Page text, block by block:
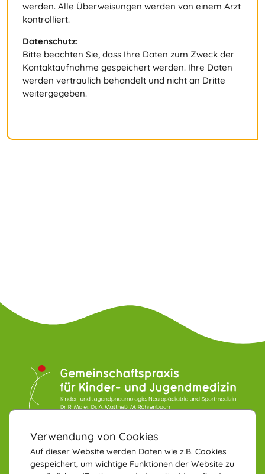
werden. Alle Überweisungen werden von einem Arzt
kontrolliert.
Datenschutz:
Bitte beachten Sie, dass Ihre Daten zum Zweck der
Kontaktaufnahme gespeichert werden. Ihre Daten
werden vertraulich behandelt und nicht an Dritte
weitergegeben.
Gemeinschaftspraxis für
Kinder- und Jugendmedizin
Verwendung von Cookies
Auf dieser Website werden Daten wie z.B. Cookies
gespeichert, um wichtige Funktionen der Website zu